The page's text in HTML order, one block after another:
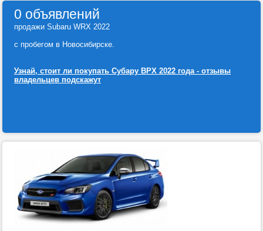
0 объявлений
продажи Subaru WRX 2022
с пробегом в Новосибирске.
Узнай, стоит ли покупать Субару ВРХ 2022 года - отзывы
владельцев подскажут